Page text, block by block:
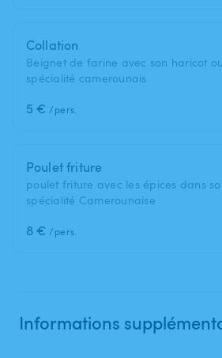
Collation
Beignet de farine avec son haricot
spécialité camerounais
5 € /pers.
Poulet friture
poulet friture avec les épices dans
spécialité Camerounaise
8 € /pers.
Informations